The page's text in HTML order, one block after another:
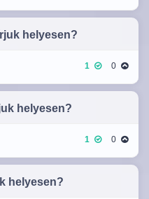
helyesen?
1 0
helyesen?
1 0
helyesen?